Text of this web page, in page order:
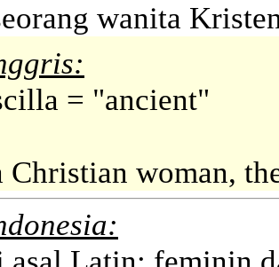
wanita
= "ancient"
Christian woman,